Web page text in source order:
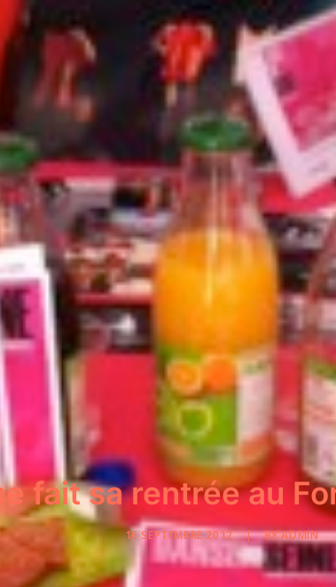
fait sa rentrée au
16 SEPTEMBRE 2012 | BYADMIN